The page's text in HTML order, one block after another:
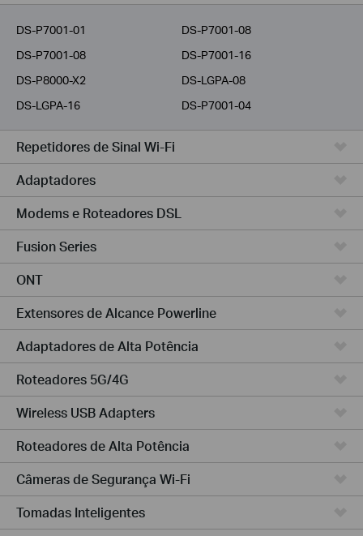
Provedores
DS-P7001-01
DS-P7001-08
DS-P7001-08
DS-P7001-16
DS-P8000-X2
DS-LGPA-08
DS-LGPA-16
DS-P7001-04
Repetidores de Sinal Wi-Fi
Adaptadores
Modems e Roteadores DSL
Fusion Series
ONT
Extensores de Alcance Powerline
Adaptadores de Alta Potência
Roteadores 5G/4G
Wireless USB Adapters
Roteadores de Alta Potência
Câmeras de Segurança Wi-Fi
Tomadas Inteligentes